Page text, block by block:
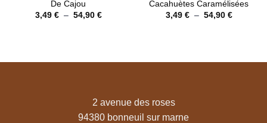
De Cajou
3,49 € – 54,90 €Plage
Cacahuètes Caramélisées
3,49 € – 54,90 €Plage
2 avenue des roses
94380 bonneuil sur marne